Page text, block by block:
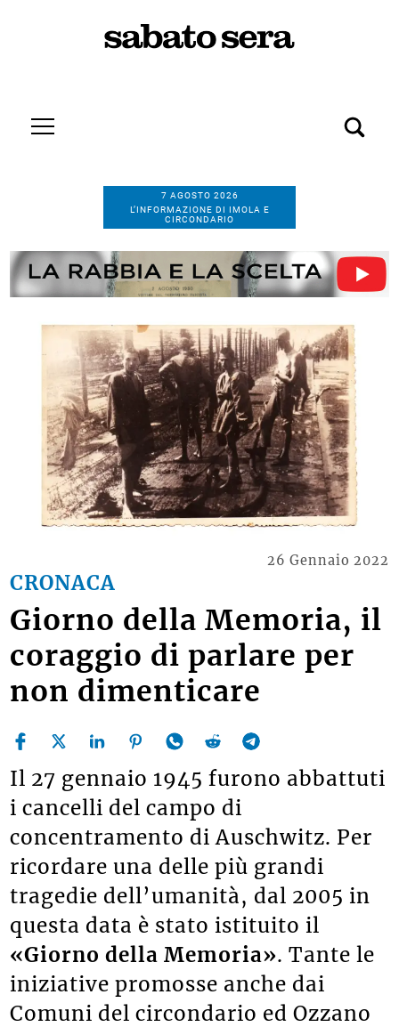
7 AGOSTO 2026
L’INFORMAZIONE DI IMOLA E
CIRCONDARIO
CRONACA
26 Gennaio 2022
Giorno della Memoria, il
coraggio di parlare per
non dimenticare
Il 27 gennaio 1945 furono abbattuti
i cancelli del campo di
concentramento di Auschwitz. Per
ricordare una delle più grandi
tragedie dell’umanità, dal 2005 in
questa data è stato istituito il
«Giorno della Memoria». Tante le
iniziative promosse anche dai
Comuni del circondario ed Ozzano